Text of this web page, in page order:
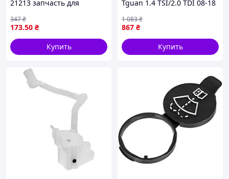
21213 запчасть для
литра для эффективного
омывания стекол
173.50 ₴
347₴
Купить
Tguan 1.4 TSI/2.0 TDI 08-18
867 ₴
1 083₴
Купить